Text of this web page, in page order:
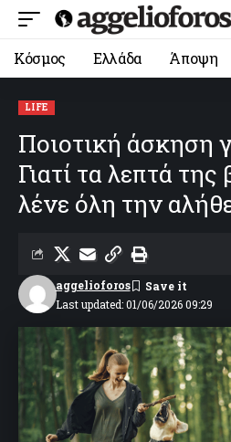
Κόσμος Ελλάδα Άποψη
LIFE
Ποιοτική άσκηση
Γιατί τα λεπτά της
λένε όλη την
Last updated: 01/06/2026 09:29
aggelioforos